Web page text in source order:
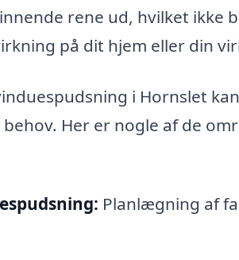
rene ud, hvilket ikke
på dit hjem eller din
i Hornslet
Her er nogle af de
Planlægning af